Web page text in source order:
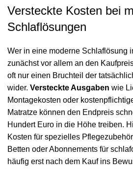
Versteckte Kosten bei
Schlaflösungen
Wer in eine moderne Schlaflösung
zunächst vor allem an den
oft nur einen Bruchteil der
wider. Versteckte Ausgaben wie
Montagekosten oder
Matratze können den Endpreis
Hundert Euro in die Höhe treiben.
Kosten für spezielles
Betten oder Abonnements für
häufig erst nach dem Kauf ins